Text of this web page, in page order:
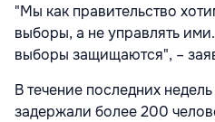
"Мы как правительство
выборы, а не управлять
выборы защищаются", –
В течение последних
задержали более 200